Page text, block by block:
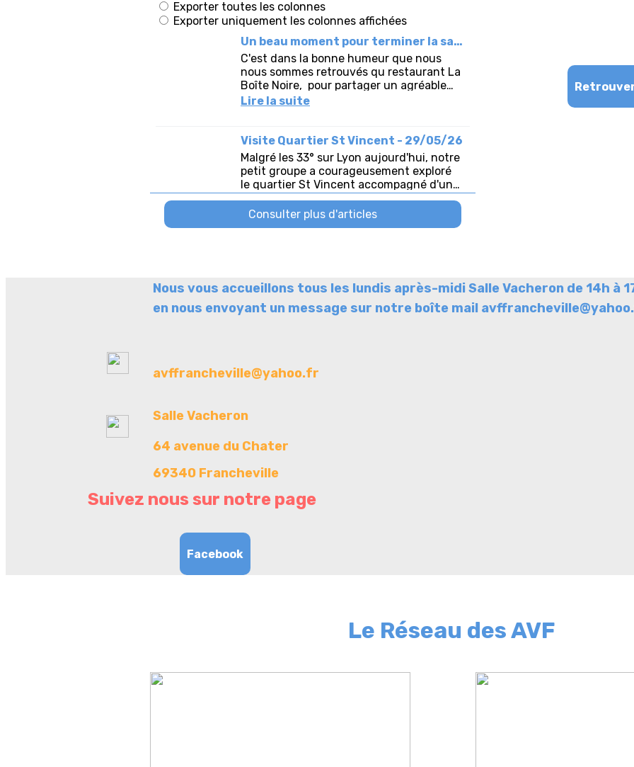
Nous vous accueillons tous les lundis après-midi Salle Vacheron de 14h à
en nous envoyant un message sur notre boîte mail
avffrancheville@yahoo.fr
Salle Vacheron
64 avenue du Chater
69340 Francheville
Suivez nous sur notre page
Facebook
Le Réseau des AVF